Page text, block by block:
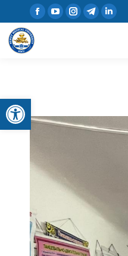
Открыть панель инструментов